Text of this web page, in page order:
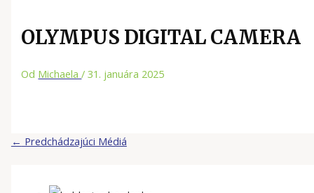
OLYMPUS DIGITAL CAMERA
Od Michaela/31. januára 2025
← Predchádzajúci Médiá